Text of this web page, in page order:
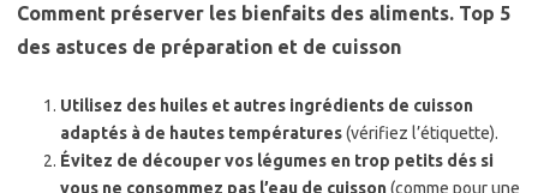
Comment préserver les bienfaits des aliments. Top 5
des astuces de préparation et de cuisson
Utilisez des huiles et autres ingrédients de cuisson
adaptés à de hautes températures(vérifiez l’étiquette).
Évitez de découper vos légumes en trop petits dés si
vous ne consommez pas l’eau de cuisson(comme pour une